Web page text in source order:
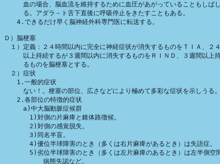
血の場合、脳血流を維持するために血圧があがっていることもしば
る。アダラ－ト舌下直後に呼吸停止をきたすこともある。
4.できるだけ早く脳神経外科専門医に転送する。
Ｄ）脳梗塞
１）定義：２４時間以内に完全に神経症状が消失するものをＴＩＡ、２
以上持続するが３週間以内に消失するものをＲＩＮＤ、３週間以上
るものを脳梗塞とする。
２）症状
1.一般的症状
ない！。梗塞の部位、広さなどにより極めて多彩な症状を示しうる
2.各部位の特徴的症状
a)中大脳動脈症候群
1)対側の片麻痺と錐体路徴候。
2)対側の感覚脱失。
3)同名半盲。
4)優位半球障害のとき（多くは右片麻痺があるとき）は失語症。
5)劣位半球障害のとき（多くは左片麻痺のあるとき）は左半側空
          病態失認など。